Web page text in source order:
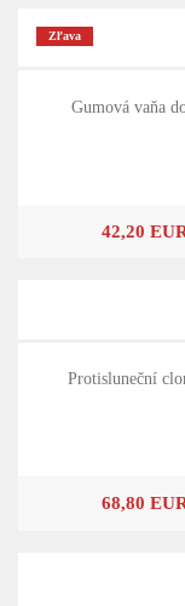
Zľava
Gumová vaňa
42,20
Protisluneční
68,80